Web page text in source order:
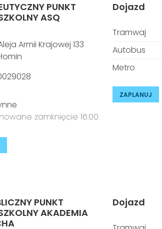
PUNKT
ASQ
Armii Krajowej 133
zamknięcie 16:00
Dojazd
Tramwaj
Autobus
Metro
ZAPLANUJ
PUNKT
AKADEMIA
Dojazd